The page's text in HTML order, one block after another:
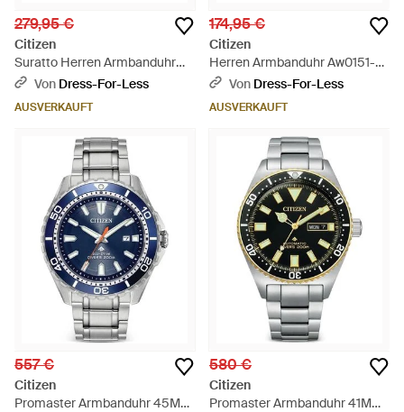
279,95 €
Citizen
Suratto Herren Armbanduhr
Ar3120-32X - Grün
Von Dress-For-Less
AUSVERKAUFT
174,95 €
Citizen
Herren Armbanduhr Aw0151-
85Ec - Mettallic
Von Dress-For-Less
AUSVERKAUFT
557 €
Citizen
Promaster Armbanduhr 45Mm
580 €
Citizen
Promaster Armbanduhr 41Mm